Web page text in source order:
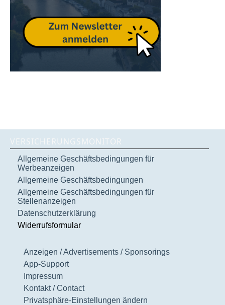
VERSICHERUNGSMONITOR
Allgemeine Geschäftsbedingungen für
Werbeanzeigen
Allgemeine Geschäftsbedingungen
Allgemeine Geschäftsbedingungen für
Stellenanzeigen
Datenschutzerklärung
Widerrufsformular
Anzeigen / Advertisements / Sponsorings
App-Support
Impressum
Kontakt / Contact
Privatsphäre-Einstellungen ändern